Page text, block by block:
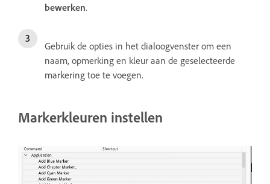
bewerken.
Gebruik de opties in het dialoogvenster om een
naam, opmerking en kleur aan de geselecteerde
markering toe te voegen.
Markerkleuren instellen